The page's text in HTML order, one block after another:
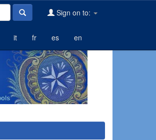
Sign on to:
it fr es en